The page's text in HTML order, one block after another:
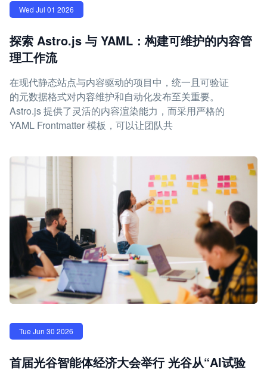
Wed Jul 01 2026
探索 Astro.js 与 YAML：构建可维护的内容管
理工作流
在现代静态站点与内容驱动的项目中，统一且可验证
的元数据格式对内容维护和自动化发布至关重要。
Astro.js 提供了灵活的内容渲染能力，而采用严格的
YAML Frontmatter 模板，可以让团队共
Tue Jun 30 2026
首届光谷智能体经济大会举行 光谷从“AI试验